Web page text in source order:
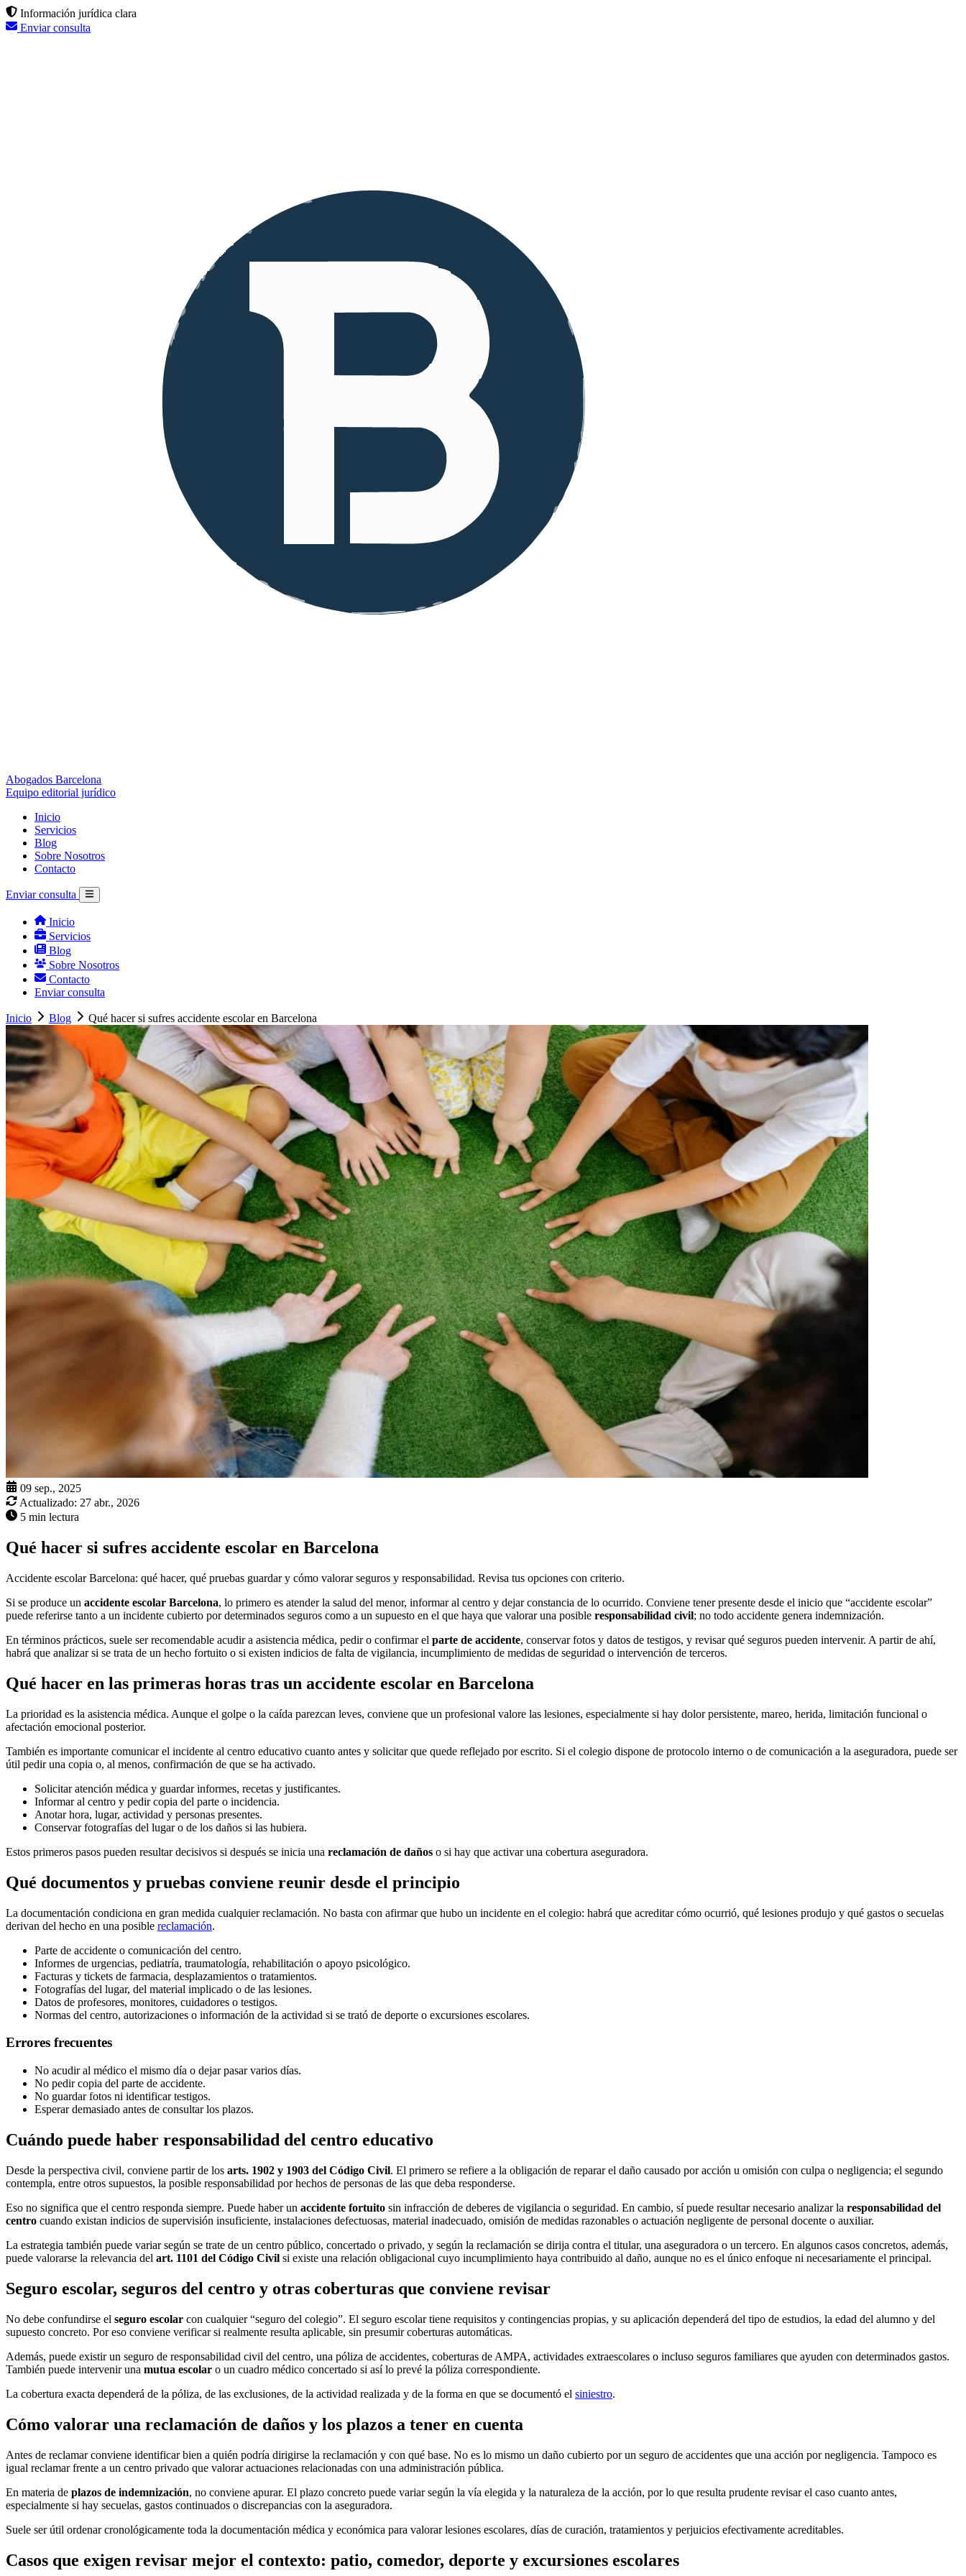
Información jurídica clara
Enviar consulta
Abogados Barcelona
Equipo editorial jurídico
Inicio
Servicios
Blog
Sobre Nosotros
Contacto
Enviar consulta
Inicio
Servicios
Blog
Sobre Nosotros
Contacto
Enviar consulta
Inicio Blog Qué hacer si sufres accidente escolar en Barcelona
09 sep., 2025
Actualizado: 27 abr., 2026
5 min lectura
Qué hacer si sufres accidente escolar en Barcelona
Accidente escolar Barcelona: qué hacer, qué pruebas guardar y cómo valorar seguros y responsabilidad. Revisa tus opciones con criterio.
Si se produce un accidente escolar Barcelona, lo primero es atender la salud del menor, informar al centro y dejar constancia de lo ocurrido. Conviene tener presente desde el inicio que “accidente escolar”
puede referirse tanto a un incidente cubierto por determinados seguros como a un supuesto en el que haya que valorar una posible responsabilidad civil; no todo accidente genera indemnización.
En términos prácticos, suele ser recomendable acudir a asistencia médica, pedir o confirmar el parte de accidente, conservar fotos y datos de testigos, y revisar qué seguros pueden intervenir. A partir de ahí,
habrá que analizar si se trata de un hecho fortuito o si existen indicios de falta de vigilancia, incumplimiento de medidas de seguridad o intervención de terceros.
Qué hacer en las primeras horas tras un accidente escolar en Barcelona
La prioridad es la asistencia médica. Aunque el golpe o la caída parezcan leves, conviene que un profesional valore las lesiones, especialmente si hay dolor persistente, mareo, herida, limitación funcional o
afectación emocional posterior.
También es importante comunicar el incidente al centro educativo cuanto antes y solicitar que quede reflejado por escrito. Si el colegio dispone de protocolo interno o de comunicación a la aseguradora, puede ser
útil pedir una copia o, al menos, confirmación de que se ha activado.
Solicitar atención médica y guardar informes, recetas y justificantes.
Informar al centro y pedir copia del parte o incidencia.
Anotar hora, lugar, actividad y personas presentes.
Conservar fotografías del lugar o de los daños si las hubiera.
Estos primeros pasos pueden resultar decisivos si después se inicia una reclamación de daños o si hay que activar una cobertura aseguradora.
Qué documentos y pruebas conviene reunir desde el principio
La documentación condiciona en gran medida cualquier reclamación. No basta con afirmar que hubo un incidente en el colegio: habrá que acreditar cómo ocurrió, qué lesiones produjo y qué gastos o secuelas
derivan del hecho en una posible reclamación.
Parte de accidente o comunicación del centro.
Informes de urgencias, pediatría, traumatología, rehabilitación o apoyo psicológico.
Facturas y tickets de farmacia, desplazamientos o tratamientos.
Fotografías del lugar, del material implicado o de las lesiones.
Datos de profesores, monitores, cuidadores o testigos.
Normas del centro, autorizaciones o información de la actividad si se trató de deporte o excursiones escolares.
Errores frecuentes
No acudir al médico el mismo día o dejar pasar varios días.
No pedir copia del parte de accidente.
No guardar fotos ni identificar testigos.
Esperar demasiado antes de consultar los plazos.
Cuándo puede haber responsabilidad del centro educativo
Desde la perspectiva civil, conviene partir de los arts. 1902 y 1903 del Código Civil. El primero se refiere a la obligación de reparar el daño causado por acción u omisión con culpa o negligencia; el segundo
contempla, entre otros supuestos, la posible responsabilidad por hechos de personas de las que deba responderse.
Eso no significa que el centro responda siempre. Puede haber un accidente fortuito sin infracción de deberes de vigilancia o seguridad. En cambio, sí puede resultar necesario analizar la responsabilidad del
centro cuando existan indicios de supervisión insuficiente, instalaciones defectuosas, material inadecuado, omisión de medidas razonables o actuación negligente de personal docente o auxiliar.
La estrategia también puede variar según se trate de un centro público, concertado o privado, y según la reclamación se dirija contra el titular, una aseguradora o un tercero. En algunos casos concretos, además,
puede valorarse la relevancia del art. 1101 del Código Civil si existe una relación obligacional cuyo incumplimiento haya contribuido al daño, aunque no es el único enfoque ni necesariamente el principal.
Seguro escolar, seguros del centro y otras coberturas que conviene revisar
No debe confundirse el seguro escolar con cualquier “seguro del colegio”. El seguro escolar tiene requisitos y contingencias propias, y su aplicación dependerá del tipo de estudios, la edad del alumno y del
supuesto concreto. Por eso conviene verificar si realmente resulta aplicable, sin presumir coberturas automáticas.
Además, puede existir un seguro de responsabilidad civil del centro, una póliza de accidentes, coberturas de AMPA, actividades extraescolares o incluso seguros familiares que ayuden con determinados gastos.
También puede intervenir una mutua escolar o un cuadro médico concertado si así lo prevé la póliza correspondiente.
La cobertura exacta dependerá de la póliza, de las exclusiones, de la actividad realizada y de la forma en que se documentó el siniestro.
Cómo valorar una reclamación de daños y los plazos a tener en cuenta
Antes de reclamar conviene identificar bien a quién podría dirigirse la reclamación y con qué base. No es lo mismo un daño cubierto por un seguro de accidentes que una acción por negligencia. Tampoco es
igual reclamar frente a un centro privado que valorar actuaciones relacionadas con una administración pública.
En materia de plazos de indemnización, no conviene apurar. El plazo concreto puede variar según la vía elegida y la naturaleza de la acción, por lo que resulta prudente revisar el caso cuanto antes,
especialmente si hay secuelas, gastos continuados o discrepancias con la aseguradora.
Suele ser útil ordenar cronológicamente toda la documentación médica y económica para valorar lesiones escolares, días de curación, tratamientos y perjuicios efectivamente acreditables.
Casos que exigen revisar mejor el contexto: patio, comedor, deporte y excursiones escolares